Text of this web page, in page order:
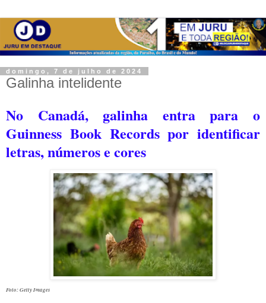
domingo, 7 de julho de 2024
Galinha intelidente
No Canadá, galinha entra para o
Guinness Book Records por identificar
letras, números e cores
Foto: Getty Images